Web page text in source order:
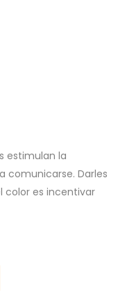
estimulan la
comunicarse. Darles
color es incentivar